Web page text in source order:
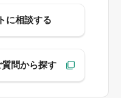
に相談する
問から探す